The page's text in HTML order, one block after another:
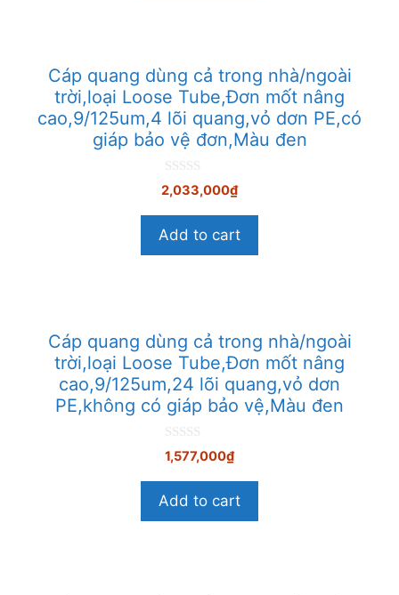
Cáp quang dùng cả trong nhà/ngoài
trời,loại Loose Tube,Đơn mốt nâng
cao,9/125um,4 lõi quang,vỏ dơn PE,có
giáp bảo vệ đơn,Màu đen
0
n
à
5
2,033,000₫
Add to cart
Cáp quang dùng cả trong nhà/ngoài
trời,loại Loose Tube,Đơn mốt nâng
cao,9/125um,24 lõi quang,vỏ dơn
PE,không có giáp bảo vệ,Màu đen
0
n
à
5
1,577,000₫
Add to cart